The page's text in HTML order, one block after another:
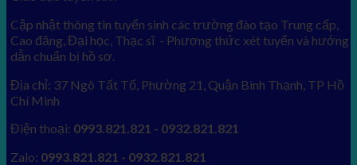
Cập nhật thông tin tuyển sinh các trường đào tạo Trung cấp,
Cao đăng, Đại học, Thạc sĩ - Phương thức xét tuyển và hướng
dẫn chuẩn bị hồ sơ.
Địa chỉ: 37 Ngô Tất Tố, Phường 21, Quận Bình Thạnh, TP Hồ
Chí Minh
Điện thoại: 0993.821.821 - 0932.821.821
Zalo: 0993.821.821 - 0932.821.821